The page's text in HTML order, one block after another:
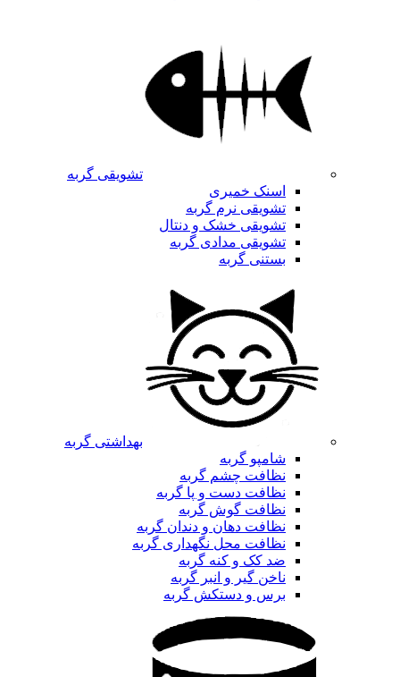
تشویقی گربه
اسنک خمیری
تشویقی نرم گربه
تشویقی خشک و دنتال
تشویقی مدادی گربه
بستنی گربه
بهداشتی گربه
شامپو گربه
نظافت چشم گربه
نظافت دست و پا گربه
نظافت گوش گربه
نظافت دهان و دندان گربه
نظافت محل نگهداری گربه
ضد کک و کنه گربه
ناخن گیر و انبر گربه
برس و دستکش گربه